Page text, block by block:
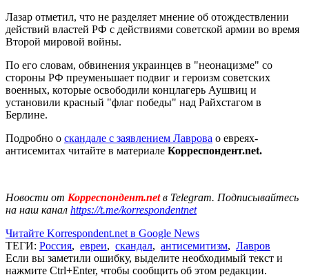
Лазар отметил, что не разделяет мнение об отождествлении
действий властей РФ с действиями советской армии во время
Второй мировой войны.
По его словам, обвинения украинцев в "неонацизме" со
стороны РФ преуменьшает подвиг и героизм советских
военных, которые освободили концлагерь Аушвиц и
установили красный "флаг победы" над Райхстагом в
Берлине.
Подробно о скандале с заявлением Лаврова о евреях-
антисемитах читайте в материале Корреспондент.net.
Новости от Корреспондент.netв Telegram. Подписывайтесь
на наш канал https://t.me/korrespondentnet
Читайте Korrespondent.net в Google News
ТЕГИ: Россия, евреи, скандал, антисемитизм, Лавров
Если вы заметили ошибку, выделите необходимый текст и
нажмите Ctrl+Enter, чтобы сообщить об этом редакции.